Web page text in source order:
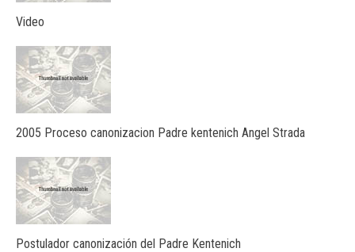
Video
2005 Proceso canonizacion Padre kentenich Angel Strada
Postulador canonización del Padre Kentenich